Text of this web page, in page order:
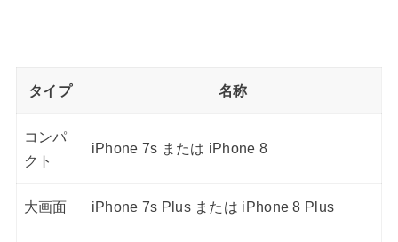
タイプ 名称
コンパ
クト
iPhone 7s または iPhone 8
大画面 iPhone 7s Plus または iPhone 8 Plus